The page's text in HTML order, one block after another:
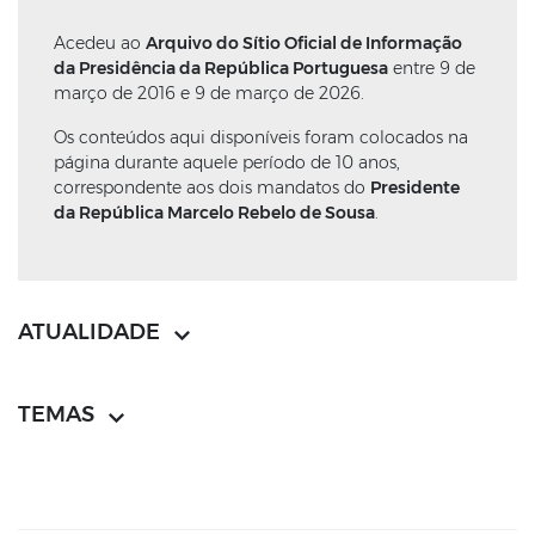
Acedeu ao Arquivo do Sítio Oficial de Informação
da Presidência da República Portuguesa entre 9 de
março de 2016 e 9 de março de 2026.
Os conteúdos aqui disponíveis foram colocados na
página durante aquele período de 10 anos,
correspondente aos dois mandatos do Presidente
da República Marcelo Rebelo de Sousa.
ATUALIDADE
TEMAS